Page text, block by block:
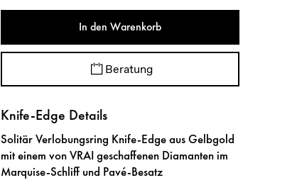
In den Warenkorb
Beratung
Knife-Edge Details
Solitär Verlobungsring Knife-Edge aus Gelbgold
mit einem von VRAI geschaffenen Diamanten im
Marquise-Schliff und Pavé-Besatz